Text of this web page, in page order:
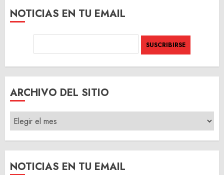
NOTICIAS EN TU EMAIL
ARCHIVO DEL SITIO
ARCHIVO
DEL
SITIO
NOTICIAS EN TU EMAIL